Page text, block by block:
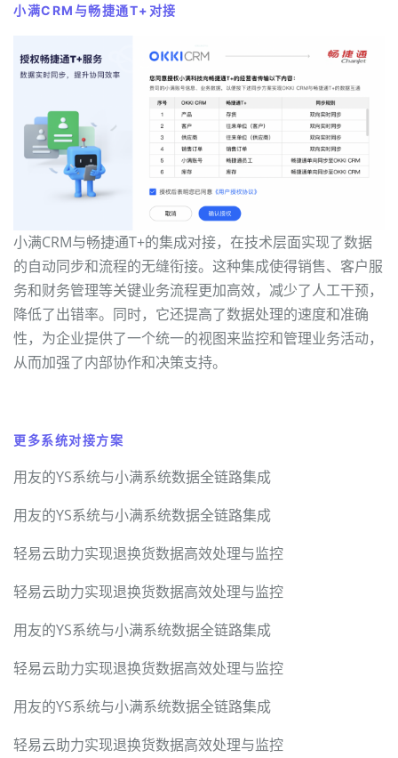
小满CRM与畅捷通T+对接
小满CRM与畅捷通T+的集成对接，在技术层面实现了数据
的自动同步和流程的无缝衔接。这种集成使得销售、客户服
务和财务管理等关键业务流程更加高效，减少了人工干预，
降低了出错率。同时，它还提高了数据处理的速度和准确
性，为企业提供了一个统一的视图来监控和管理业务活动，
从而加强了内部协作和决策支持。
更多系统对接方案
用友的YS系统与小满系统数据全链路集成
用友的YS系统与小满系统数据全链路集成
轻易云助力实现退换货数据高效处理与监控
轻易云助力实现退换货数据高效处理与监控
用友的YS系统与小满系统数据全链路集成
轻易云助力实现退换货数据高效处理与监控
用友的YS系统与小满系统数据全链路集成
轻易云助力实现退换货数据高效处理与监控